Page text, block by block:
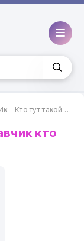
- Кто тут такой красавчик кто тут такой молодец
кто